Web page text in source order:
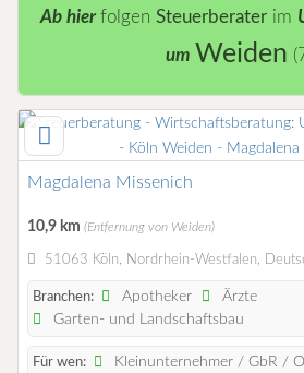
Ab hierfolgen Steuerberaterim
um Weiden
Magdalena Missenich
10,9 km (Entfernung von Weiden)
51063 Köln, Nordrhein-Westfalen,
Branchen: Apotheker
Ärzte
Garten- und Landschaftsbau
Für wen:
Kleinunternehmer / GbR /